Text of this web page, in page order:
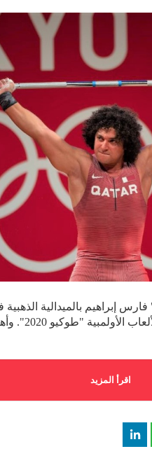
السبت، وذلك ضمن
اقرأ المزيد